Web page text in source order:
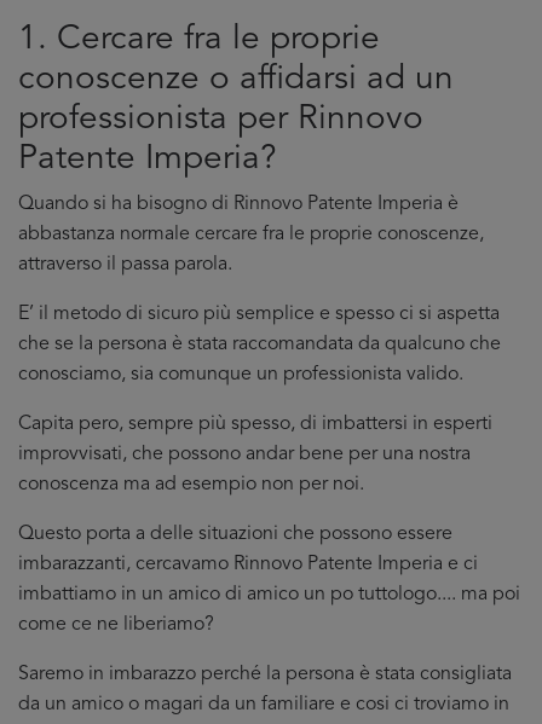
1. Cercare fra le proprie
conoscenze o affidarsi ad un
professionista per Rinnovo
Patente Imperia?
Quando si ha bisogno di Rinnovo Patente Imperia è
abbastanza normale cercare fra le proprie conoscenze,
attraverso il passa parola.
E’ il metodo di sicuro più semplice e spesso ci si aspetta
che se la persona è stata raccomandata da qualcuno che
conosciamo, sia comunque un professionista valido.
Capita pero, sempre più spesso, di imbattersi in esperti
improvvisati, che possono andar bene per una nostra
conoscenza ma ad esempio non per noi.
Questo porta a delle situazioni che possono essere
imbarazzanti, cercavamo Rinnovo Patente Imperia e ci
imbattiamo in un amico di amico un po tuttologo.... ma poi
come ce ne liberiamo?
Saremo in imbarazzo perché la persona è stata consigliata
da un amico o magari da un familiare e cosi ci troviamo in